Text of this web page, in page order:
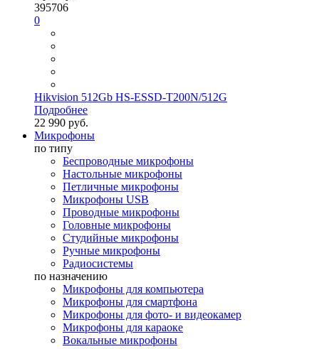
395706
0
Hikvision 512Gb HS-ESSD-T200N/512G
Подробнее
22 990 руб.
Микрофоны
по типу
Беспроводные микрофоны
Настольные микрофоны
Петличные микрофоны
Микрофоны USB
Проводные микрофоны
Головные микрофоны
Студийные микрофоны
Ручные микрофоны
Радиосистемы
по назначению
Микрофоны для компьютера
Микрофоны для смартфона
Микрофоны для фото- и видеокамер
Микрофоны для караоке
Вокальные микрофоны